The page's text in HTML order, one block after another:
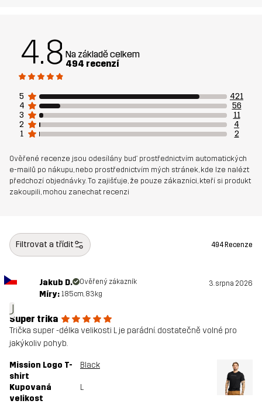
4.8 Na základě celkem
494 recenzí
5
421
4
56
3
11
2
4
1
2
Ověřené recenze jsou odesílány buď prostřednictvím automatických
e-mailů po nákupu, nebo prostřednictvím mých stránek, kde lze nalézt
předchozí objednávky. To zajišťuje, že pouze zákazníci, kteří si produkt
zakoupili, mohou zanechat recenzi
Filtrovat a třídit 494 Recenze
J
Jakub D. Ověřený zákazník 3. srpna 2026
Míry: 185cm, 83kg
Super trika
Trička super -délka velikosti L je parádní. dostatečně volné pro
jakýkoliv pohyb.
Mission Logo T-
shirt
Black
Kupovaná
velikost
L